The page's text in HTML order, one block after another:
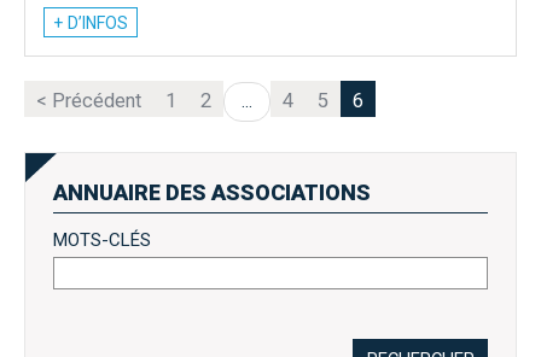
+ D’INFOS
< Précédent 1 2 ... 4 5 6
ANNUAIRE DES ASSOCIATIONS
MOTS-CLÉS